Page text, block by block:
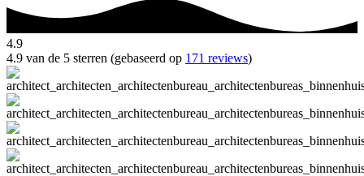
4.9
4.9 van de 5 sterren (gebaseerd op 171 reviews)